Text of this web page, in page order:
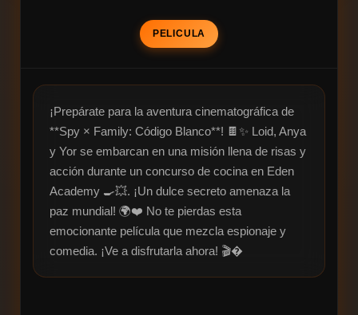
PELICULA
¡Prepárate para la aventura cinematográfica de
**Spy × Family: Código Blanco**! 🍫✨ Loid, Anya
y Yor se embarcan en una misión llena de risas y
acción durante un concurso de cocina en Eden
Academy 🍳💥. ¡Un dulce secreto amenaza la
paz mundial! 🌍❤️ No te pierdas esta
emocionante película que mezcla espionaje y
comedia. ¡Ve a disfrutarla ahora! 🎬�